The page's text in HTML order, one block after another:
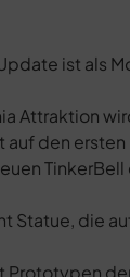
ist als
Attraktion
den
Statue, die